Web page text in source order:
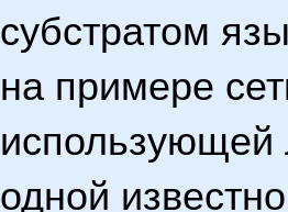
субстратом
на примере
использующей
одной